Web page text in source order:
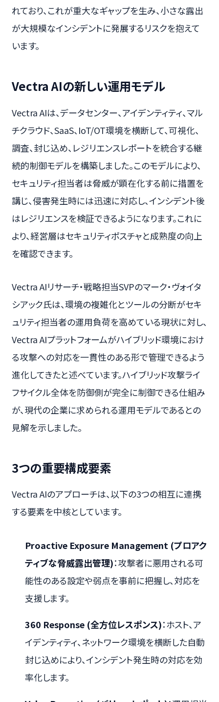
れており、これが重大なギャップを生み、小さな露出
が大規模なインシデントに発展するリスクを抱えて
います。
Vectra AIの新しい運用モデル
Vectra AIは、データセンター、アイデンティティ、マル
チクラウド、SaaS、IoT/OT環境を横断して、可視化、
調査、封じ込め、レジリエンスレポートを統合する継
続的制御モデルを構築しました。このモデルにより、
セキュリティ担当者は脅威が顕在化する前に措置を
講じ、侵害発生時には迅速に対応し、インシデント後
はレジリエンスを検証できるようになります。これに
より、経営層はセキュリティポスチャと成熟度の向上
を確認できます。
Vectra AIリサーチ・戦略担当SVPのマーク・ヴォイタ
シアック氏は、環境の複雑化とツールの分断がセキ
ュリティ担当者の運用負荷を高めている現状に対し、
Vectra AIプラットフォームがハイブリッド環境におけ
る攻撃への対応を一貫性のある形で管理できるよう
進化してきたと述べています。ハイブリッド攻撃ライ
フサイクル全体を防御側が完全に制御できる仕組み
が、現代の企業に求められる運用モデルであるとの
見解を示しました。
3つの重要構成要素
Vectra AIのアプローチは、以下の3つの相互に連携
する要素を中核としています。
Proactive Exposure Management (プロアク
ティブな脅威露出管理)：攻撃者に悪用される可
能性のある設定や弱点を事前に把握し、対応を
支援します。
360 Response (全方位レスポンス)：ホスト、ア
イデンティティ、ネットワーク環境を横断した自動
封じ込めにより、インシデント発生時の対応を効
率化します。